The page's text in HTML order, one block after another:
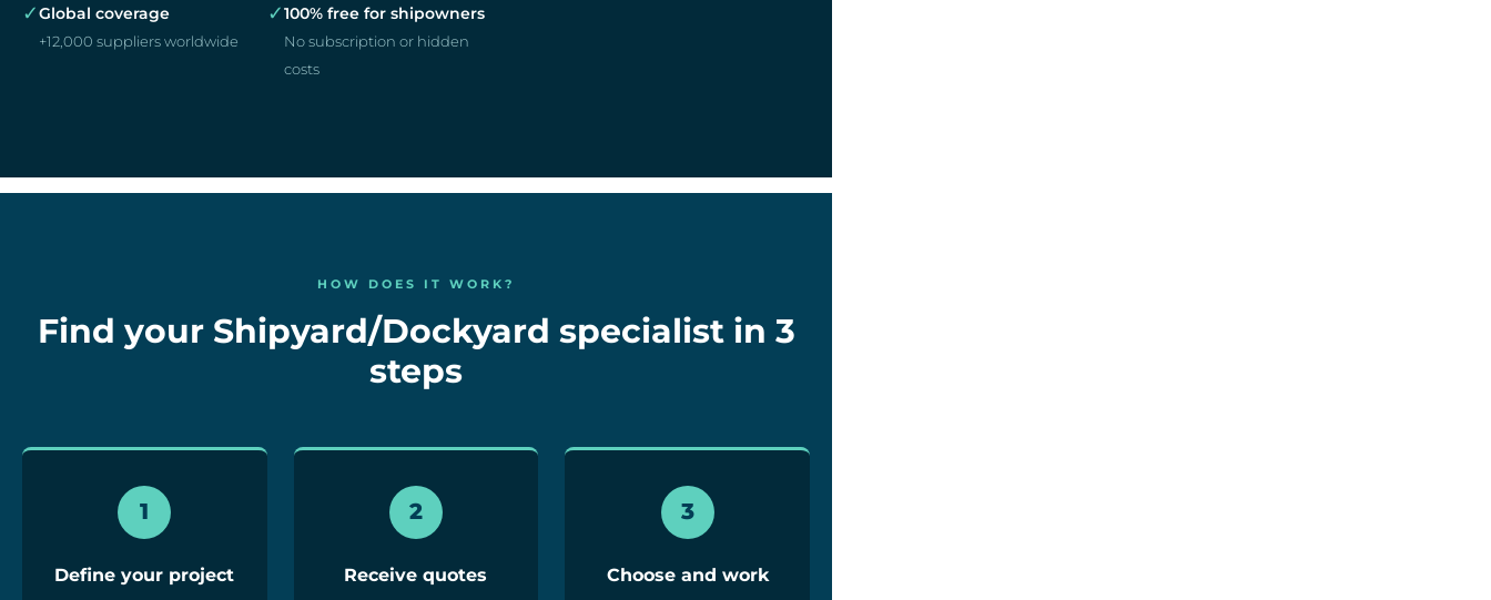
✓Global coverage
+12,000 suppliers worldwide
✓100% free for shipowners
No subscription or hidden
costs
HOW DOES IT WORK?
Find your Shipyard/Dockyard specialist in 3
steps
1
Define your project
2
Receive quotes
3
Choose and work